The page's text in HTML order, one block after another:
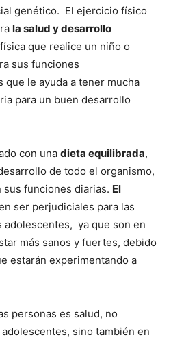
genético. El ejercicio físico
la salud y desarrollo
que realice un niño o
sus funciones
que le ayuda a tener mucha
para un buen desarrollo
con una dieta equilibrada,
de todo el organismo,
funciones diarias. El
ser perjudiciales para las
adolescentes, ya que son en
más sanos y fuertes, debido
estarán experimentando a
personas es salud, no
sino también en